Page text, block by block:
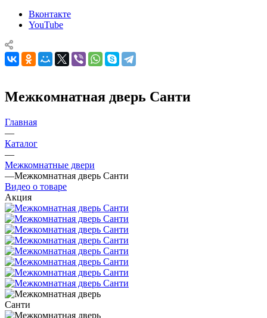
Вконтакте
YouTube
Межкомнатная дверь Санти
Главная
—
Каталог
—
Межкомнатные двери
—Межкомнатная дверь Санти
Видео о товаре
Акция